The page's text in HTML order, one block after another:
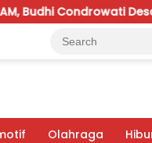
Desak
Olahraga